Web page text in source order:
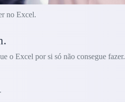
no Excel.
o Excel por si só não consegue fazer.